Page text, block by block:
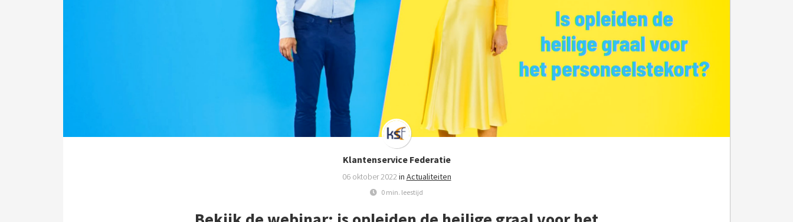
Klantenservice Federatie
06 oktober 2022 in Actualiteiten
0 min. leestijd